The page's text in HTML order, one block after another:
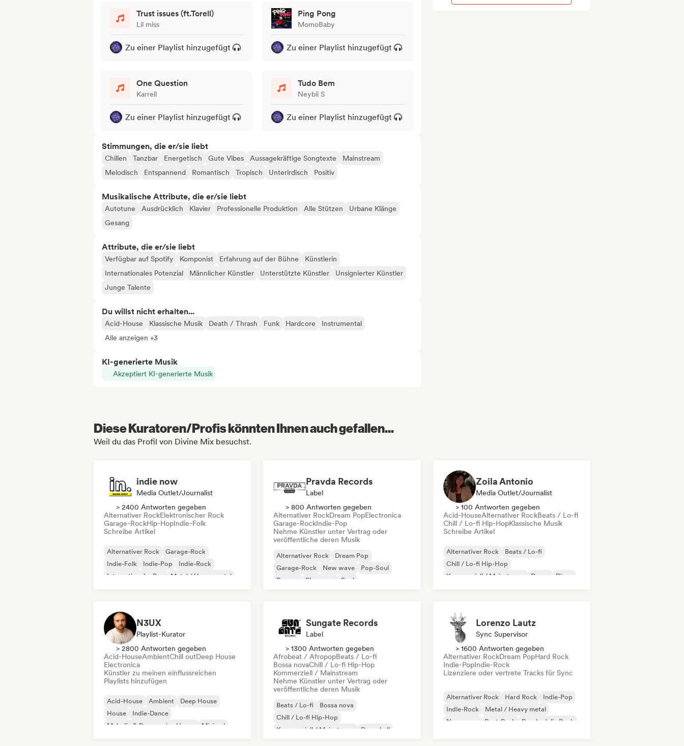
Trust issues (ft.Torell)
Lil miss
Zu einer Playlist hinzugefügt
Ping Pong
MomoBaby
Zu einer Playlist hinzugefügt
One Question
Karrell
Zu einer Playlist hinzugefügt
Tudo Bem
Neybii S
Zu einer Playlist hinzugefügt
Stimmungen, die er/sie liebt
Chillen Tanzbar Energetisch Gute Vibes Aussagekräftige Songtexte
Mainstream
Melodisch
Entspannend Romantisch Tropisch Unterirdisch Positiv
Musikalische Attribute, die er/sie liebt
Autotune Ausdrücklich Klavier Professionelle Produktion Alle Stützen
Urbane Klänge
Gesang
Attribute, die er/sie liebt
Verfügbar auf Spotify Komponist Erfahrung auf der Bühne
Künstlerin
Internationales Potenzial
Männlicher Künstler Unterstützte Künstler
Unsignierter Künstler
Junge Talente
Du willst nicht erhalten...
Acid-House Klassische Musik Death / Thrash Funk Hardcore
Instrumental
Alle anzeigen +3
KI-generierte Musik
Akzeptiert KI-generierte Musik
Diese Kuratoren/Profis könnten Ihnen auch gefallen...
Weil du das Profil von Divine Mix besuchst.
indie now
Media Outlet/Journalist
> 2400 Antworten gegeben
Alternativer RockElektronischer Rock
Garage-RockHip-HopIndie-Folk
Schreibe Artikel
Alternativer Rock
Garage-Rock
Indie-Folk
Indie-Pop
Indie-Rock
Internationaler Rap
Metal / Heavy metal
Pravda Records
Label
> 800 Antworten gegeben
Alternativer RockDream PopElectronica
Garage-RockIndie-Pop
Nehme Künstler unter Vertrag oder
veröffentliche deren Musik
Alternativer Rock
Dream Pop
Garage-Rock
New wave
Pop-Soul
Reggae
Shoegaze Soul
Zoila Antonio
Media Outlet/Journalist
> 100 Antworten gegeben
Acid-HouseAlternativer RockBeats / Lo-fi
Chill / Lo-fi Hip-HopKlassische Musik
Schreibe Artikel
Alternativer Rock
Beats / Lo-fi
Chill / Lo-fi Hip-Hop
Kommerziell / Mainstream
Dance
Disco
N3UX
Playlist-Kurator
> 2800 Antworten gegeben
Acid-HouseAmbientChill outDeep House
Electronica
Künstler zu meinen einflussreichen
Playlists hinzufügen
Acid-House Ambient
Deep House
House
Indie-Dance
Melodic & Progressive House
Minimal
Sungate Records
Label
> 1300 Antworten gegeben
Afrobeat / AfropopBeats / Lo-fi
Bossa novaChill / Lo-fi Hip-Hop
Kommerziell / Mainstream
Nehme Künstler unter Vertrag oder
veröffentliche deren Musik
Beats / Lo-fi
Bossa nova
Chill / Lo-fi Hip-Hop
Kommerziell / Mainstream
Dancehall
Lorenzo Lautz
Sync Supervisor
> 1600 Antworten gegeben
Alternativer RockDream PopHard Rock
Indie-PopIndie-Rock
Lizenziere oder vertrete Tracks für Sync
Alternativer Rock Hard Rock
Indie-Pop
Indie-Rock
Metal / Heavy metal
New wave
Post-Punk Psychedelic Rock